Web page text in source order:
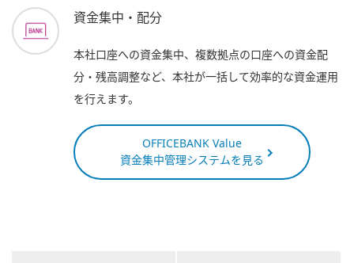
資金集中・配分
本社口座への資金集中、複数拠点の口座への資金配
分・残高調整など、本社が一括して効率的な資金運用
を行えます。
OFFICEBANK Value
資金集中管理システムを見る